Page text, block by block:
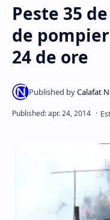
Peste 35
de
24 de ore